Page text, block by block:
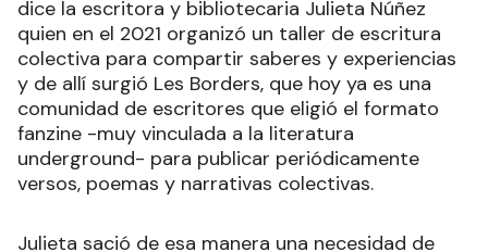
dice la escritora y bibliotecaria Julieta Núñez
quien en el 2021 organizó un taller de escritura
colectiva para compartir saberes y experiencias
y de allí surgió Les Borders, que hoy ya es una
comunidad de escritores que eligió el formato
fanzine -muy vinculada a la literatura
underground- para publicar periódicamente
versos, poemas y narrativas colectivas.
Julieta sació de esa manera una necesidad de